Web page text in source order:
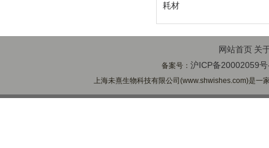
耗材
网站首页 关
备案号：沪ICP备20002059
上海未熹生物科技有限公司(www.shwishes.com)是一